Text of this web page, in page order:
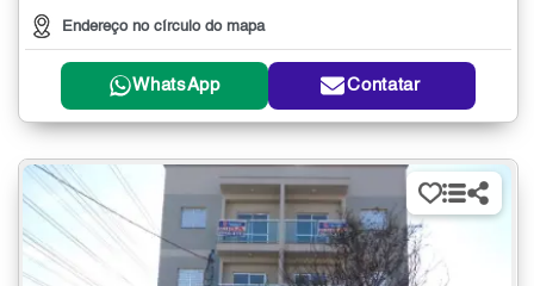
Endereço no círculo do mapa
WhatsApp Contatar